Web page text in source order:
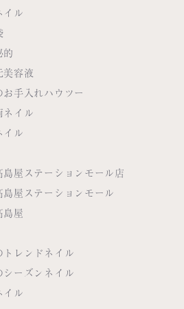
ル
容液
手入れハウツー
イル
ル
屋ステーションモール店
屋ステーションモール
屋
レンドネイル
ーズンネイル
ル